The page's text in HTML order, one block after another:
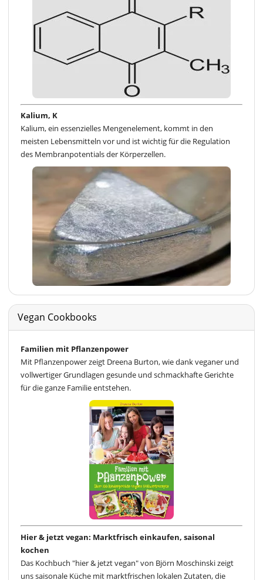
Kalium, K
Kalium, ein essenzielles Mengenelement, kommt in den
meisten Lebensmitteln vor und ist wichtig für die Regulation
des Membranpotentials der Körperzellen.
Vegan Cookbooks
Familien mit Pflanzenpower
Mit Pflanzenpower zeigt Dreena Burton, wie dank veganer und
vollwertiger Grundlagen gesunde und schmackhafte Gerichte
für die ganze Familie entstehen.
Hier & jetzt vegan: Marktfrisch einkaufen, saisonal
kochen
Das Kochbuch "hier & jetzt vegan" von Björn Moschinski zeigt
uns saisonale Küche mit marktfrischen lokalen Zutaten, die